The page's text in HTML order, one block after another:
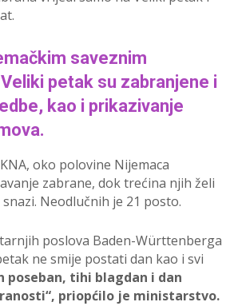
saveznim
petak su zabranjene i
kao i prikazivanje
oko polovine Nijemaca
zabrane, dok trećina njih želi
Neodlučnih je 21 posto.
poslova Baden-Württenberga
ne smije postati dan kao i svi
poseban, tihi blagdan i dan
priopćilo je ministarstvo.